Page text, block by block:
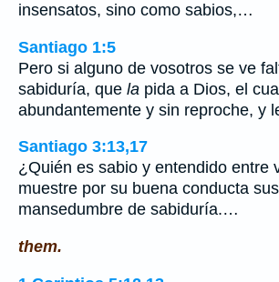
insensatos, sino como sabios,…
Santiago 1:5
Pero si alguno de vosotros se ve
sabiduría, que la pida a Dios, el
abundantemente y sin reproche, y
Santiago 3:13,17
¿Quién es sabio y entendido entre
muestre por su buena conducta
mansedumbre de sabiduría.…
them.